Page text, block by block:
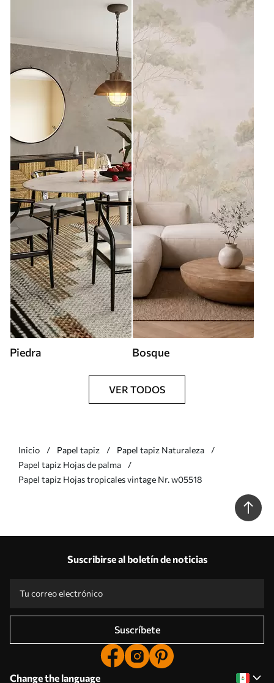
Piedra Bosque
VER TODOS
Inicio Papel tapiz
Papel tapiz Naturaleza
Papel tapiz Hojas de palma
Papel tapiz Hojas tropicales vintage Nr. w05518
Suscribirse al boletín de noticias
Suscríbete
Change the language